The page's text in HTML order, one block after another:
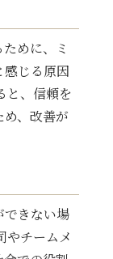
めに、ミ
感じる原因
と、信頼を
、改善が
できない場
やチームメ